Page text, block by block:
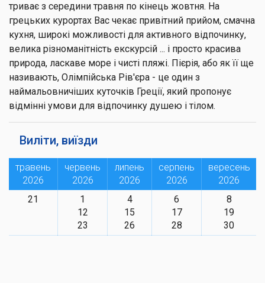
триває з середини травня по кінець жовтня. На
грецьких курортах Вас чекає привітний прийом, смачна
кухня, широкі можливості для активного відпочинку,
велика різноманітність екскурсій ... і просто красива
природа, ласкаве море і чисті пляжі. Пієрія, або як її ще
називають, Олімпійська Рів'єра - це один з
наймальовничіших куточків Греції, який пропонує
відмінні умови для відпочинку душею і тілом.
Виліти, виїзди
травень
2026
червень
2026
липень
2026
серпень
2026
вересень
2026
21
1
12
23
4
15
26
6
17
28
8
19
30